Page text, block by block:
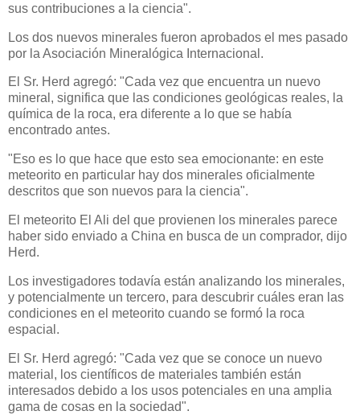
sus contribuciones a la ciencia".
Los dos nuevos minerales fueron aprobados el mes pasado
por la Asociación Mineralógica Internacional.
El Sr. Herd agregó: "Cada vez que encuentra un nuevo
mineral, significa que las condiciones geológicas reales, la
química de la roca, era diferente a lo que se había
encontrado antes.
"Eso es lo que hace que esto sea emocionante: en este
meteorito en particular hay dos minerales oficialmente
descritos que son nuevos para la ciencia".
El meteorito El Ali del que provienen los minerales parece
haber sido enviado a China en busca de un comprador, dijo
Herd.
Los investigadores todavía están analizando los minerales,
y potencialmente un tercero, para descubrir cuáles eran las
condiciones en el meteorito cuando se formó la roca
espacial.
El Sr. Herd agregó: "Cada vez que se conoce un nuevo
material, los científicos de materiales también están
interesados ​​​​debido a los usos potenciales en una amplia
gama de cosas en la sociedad".